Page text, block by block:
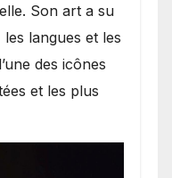
Son art a su
langues et les
des icônes
et les plus